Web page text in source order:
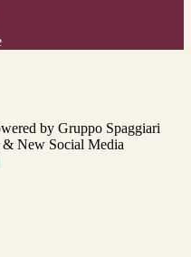
by Gruppo Spaggiari
New Social Media